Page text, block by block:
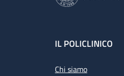
Footer
IL POLICLINICO
Chi siamo